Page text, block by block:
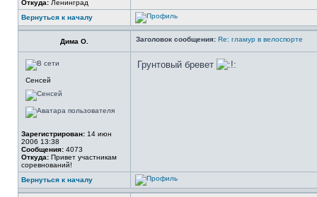
Откуда: Ленинград
Вернуться к началу
Дима О. Заголовок сообщения: Re: гламур в велоспорте
Сенсей
Зарегистрирован: 14 июн
2006 13:38
Сообщения: 4073
Откуда: Привет участникам
соревнований!
Грунтовый бревет
Вернуться к началу